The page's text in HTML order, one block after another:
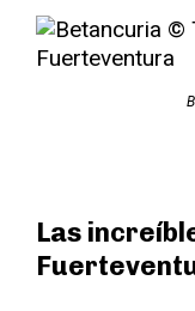
Las